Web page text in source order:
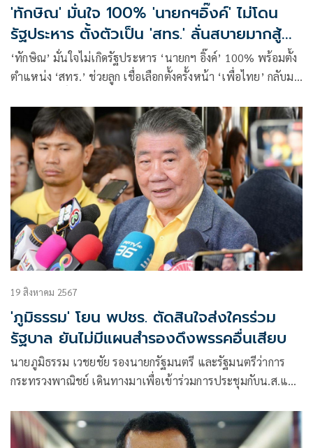
'ทักษิณ' มั่นใจ 100% 'นายกฯอิ๊งค์' ไม่โดน
รัฐประหาร ตั้งตัวเป็น 'สทร.' ลั่นสบายมากสู้คดี
112
‘ทักษิณ’ มั่นใจไม่เกิดรัฐประหาร ‘นายกฯ อิ๊งค์’ 100% พร้อมตั้ง
ตำแหน่ง ‘สทร.’ ช่วยลูก เชื่อเลือกตั้งครั้งหน้า ‘เพื่อไทย’ กลับมา
19 สิงหาคม 2567
'ภูมิธรรม' โยน พปชร. ตัดสินใจส่งใครร่วม
รัฐบาล ยันไม่มีแผนสำรองดึงพรรคอื่นเสียบ
นายภูมิธรรม เวชยชัย รองนายกรัฐมนตรี และรัฐมนตรีว่าการ
กระทรวงพาณิชย์ เดินทางมาเพื่อเข้าร่วมการประชุมกับน.ส.แพ
พล.อ.ประวิตร วงษ์สุวรรณ